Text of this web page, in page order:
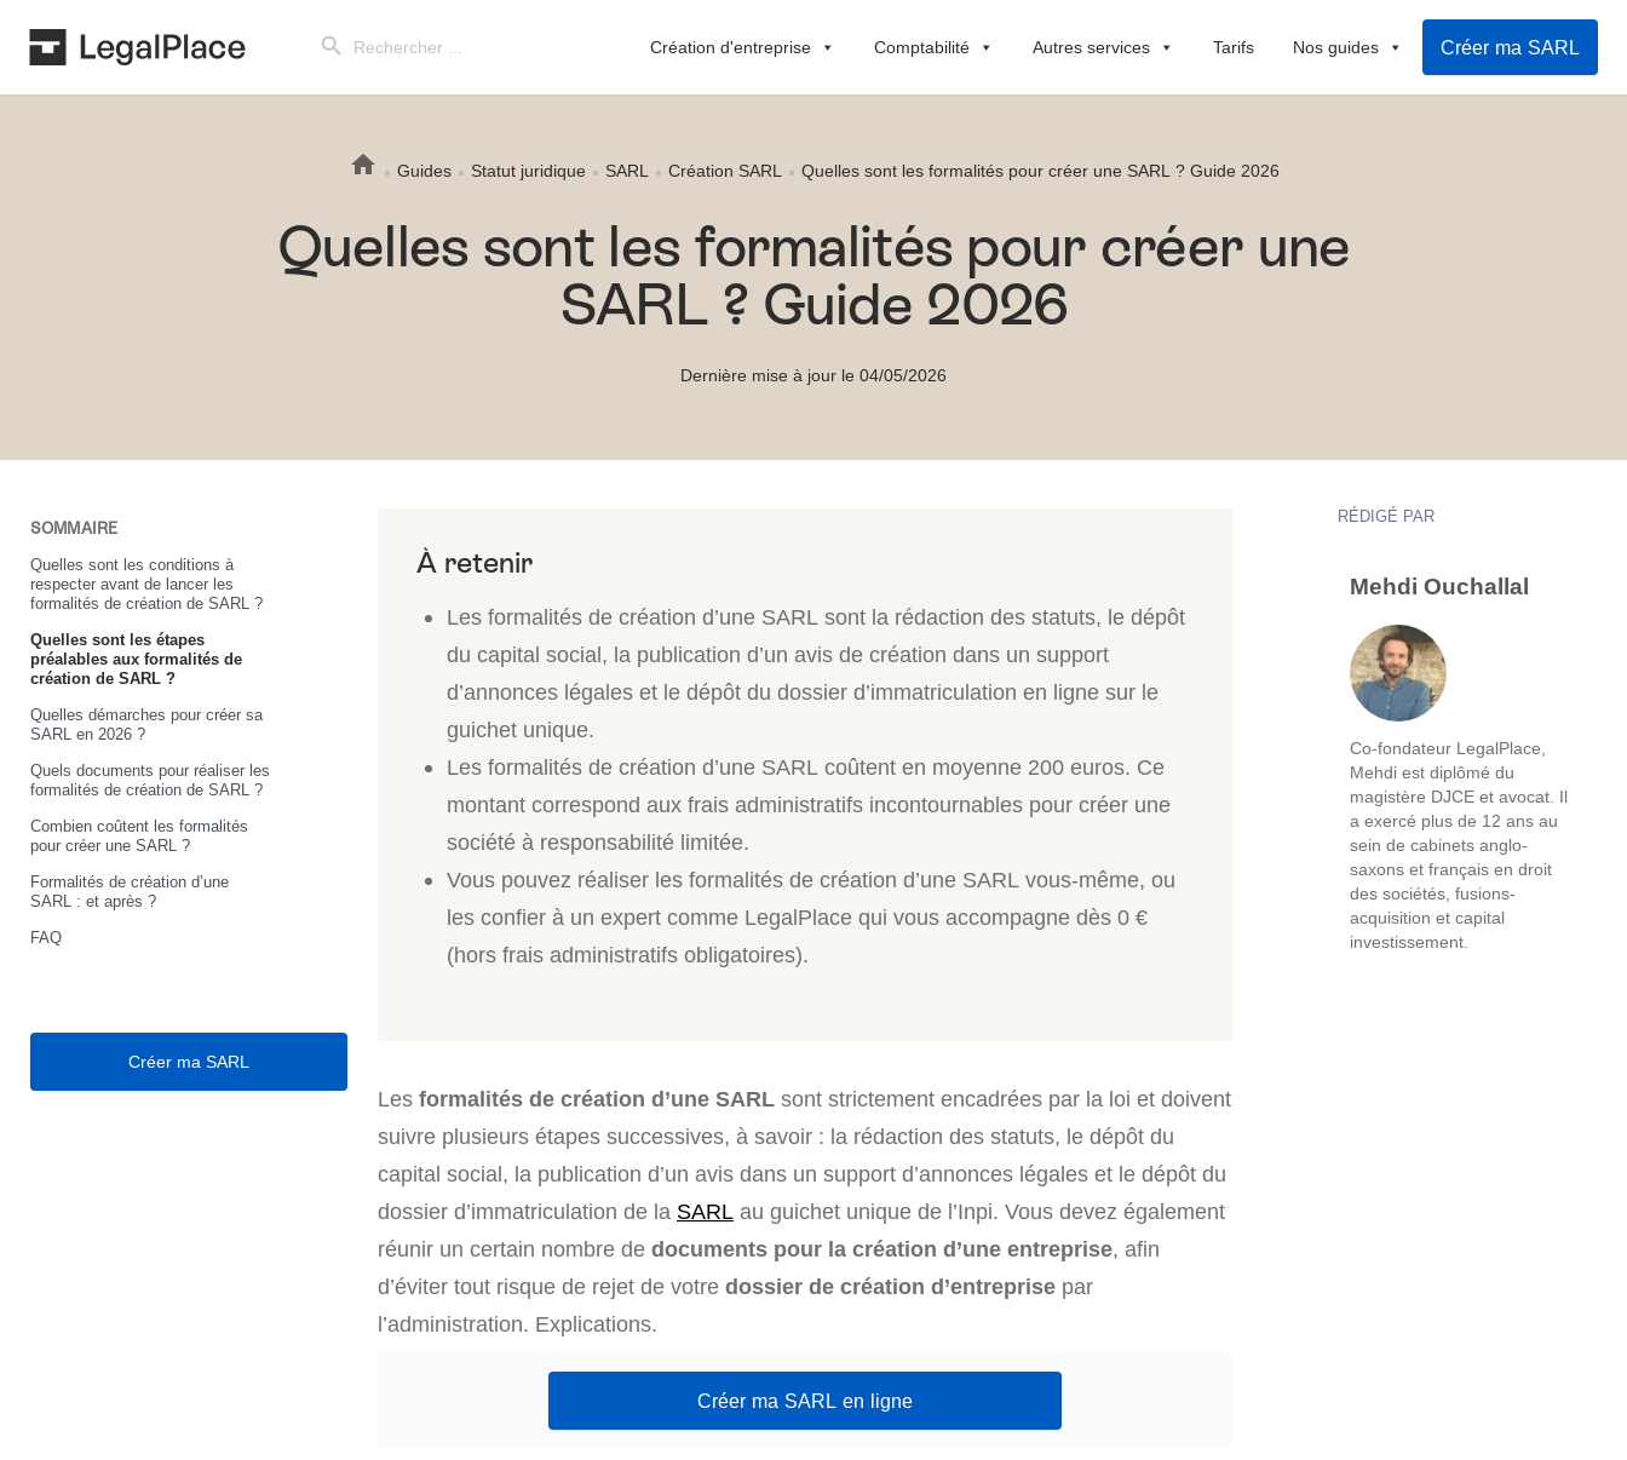
for:
Création d'entreprise Comptabilité Autres services Tarifs Nos guides Créer ma SARL
Guides Statut juridique SARL Création SARL Quelles sont les formalités pour créer une SARL ? Guide 2026
Quelles sont les formalités pour créer une
SARL ? Guide 2026
Dernière mise à jour le 04/05/2026
SOMMAIRE
Quelles sont les conditions à
respecter avant de lancer les
formalités de création de SARL ?
Quelles sont les étapes
préalables aux formalités de
création de SARL ?
Quelles démarches pour créer sa
SARL en 2026 ?
Quels documents pour réaliser les
formalités de création de SARL ?
Combien coûtent les formalités
pour créer une SARL ?
Formalités de création d’une
SARL : et après ?
FAQ
Créer ma SARL
Les formalités de création d’une SARL sont la rédaction des statuts, le dépôt
du capital social, la publication d’un avis de création dans un support
d’annonces légales et le dépôt du dossier d’immatriculation en ligne sur le
guichet unique.
Les formalités de création d’une SARL coûtent en moyenne 200 euros. Ce
montant correspond aux frais administratifs incontournables pour créer une
société à responsabilité limitée.
Vous pouvez réaliser les formalités de création d’une SARL vous-même, ou
les confier à un expert comme LegalPlace qui vous accompagne dès 0 €
(hors frais administratifs obligatoires).
Les formalités de création d’une SARL sont strictement encadrées par la loi et doivent
suivre plusieurs étapes successives, à savoir : la rédaction des statuts, le dépôt du
capital social, la publication d’un avis dans un support d’annonces légales et le dépôt du
dossier d’immatriculation de la SARL au guichet unique de l’Inpi. Vous devez également
réunir un certain nombre de documents pour la création d’une entreprise, afin
d’éviter tout risque de rejet de votre dossier de création d’entreprise par
l’administration. Explications.
Créer ma SARL en ligne
RÉDIGÉ PAR
Mehdi Ouchallal
Co-fondateur LegalPlace,
Mehdi est diplômé du
magistère DJCE et avocat. Il
a exercé plus de 12 ans au
sein de cabinets anglo-
saxons et français en droit
des sociétés, fusions-
acquisition et capital
investissement.